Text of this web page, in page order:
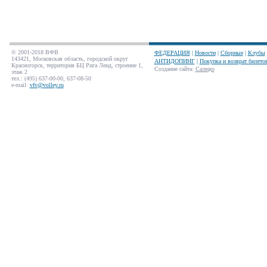
© 2001-2018 ВФВ
143421, Московская область, городской округ
Красногорск, территория БЦ Рига Ленд, строение 1,
этаж 2
тел.: (495) 637-00-00, 637-08-50
e-mail: vfv@volley.ru
ФЕДЕРАЦИЯ| Новости| Сборные| Клубы
АНТИДОПИНГ| Покупка и возврат
Создание сайта: Салюдо